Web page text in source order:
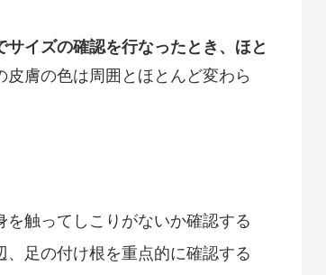
イズの確認を行なったとき、ほと
膚の色は周囲とほとんど変わら
触ってしこりがないか確認する
足の付け根を重点的に確認する